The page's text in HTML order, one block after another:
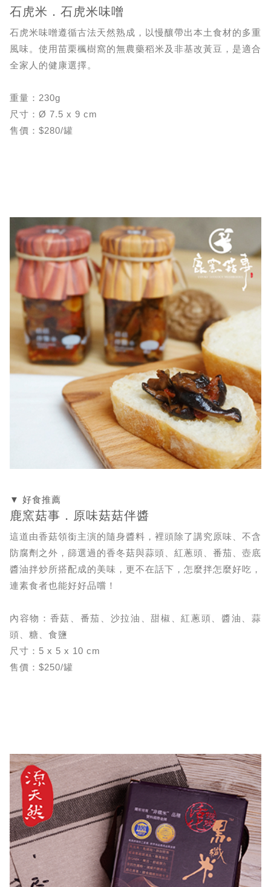
石虎米．石虎米味噌
石虎米味噌遵循古法天然熟成，以慢釀帶出本土食材的多重
風味。使用苗栗楓樹窩的無農藥稻米及非基改黃豆，是適合
全家人的健康選擇。
重量：230g
尺寸：Ø 7.5 x 9 cm
售價：$280/罐
▼ 好食推薦
鹿窯菇事．原味菇菇伴醬
這道由香菇領銜主演的隨身醬料，裡頭除了講究原味、不含
防腐劑之外，篩選過的香冬菇與蒜頭、紅蔥頭、番茄、壺底
醬油拌炒所搭配成的美味，更不在話下，怎麼拌怎麼好吃，
連素食者也能好好品嚐！
內容物：香菇、番茄、沙拉油、甜椒、紅蔥頭、醬油、蒜
頭、糖、食鹽
尺寸：5 x 5 x 10 cm
售價：$250/罐